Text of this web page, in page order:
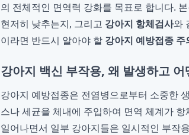
의 전체적인 면역력 강화를 목표로 합니다.
현저히 낮추는지, 그리고 강아지 항체검사와
이라면 반드시 알아야 할 강아지 예방접종 주
강아지 백신 부작용, 왜 발생하고
강아지 예방접종은 전염병으로부터 소중한
스나 세균을 체내에 주입하여 면역 체계가
일어나면서 일부 강아지들은 일시적인 부작